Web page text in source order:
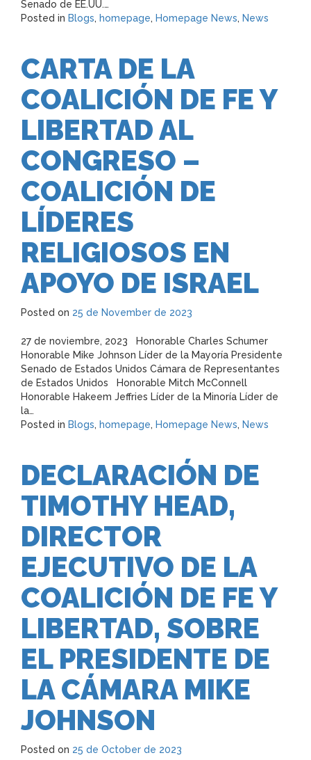
Senado de EE.UU.…
Posted in Blogs, homepage, Homepage News, News
CARTA DE LA
COALICIÓN DE FE Y
LIBERTAD AL
CONGRESO –
COALICIÓN DE
LÍDERES
RELIGIOSOS EN
APOYO DE ISRAEL
Posted on 25 de November de 2023
27 de noviembre, 2023 Honorable Charles Schumer
Honorable Mike Johnson Líder de la Mayoría Presidente
Senado de Estados Unidos Cámara de Representantes
de Estados Unidos Honorable Mitch McConnell
Honorable Hakeem Jeffries Líder de la Minoría Líder de
la…
Posted in Blogs, homepage, Homepage News, News
DECLARACIÓN DE
TIMOTHY HEAD,
DIRECTOR
EJECUTIVO DE LA
COALICIÓN DE FE Y
LIBERTAD, SOBRE
EL PRESIDENTE DE
LA CÁMARA MIKE
JOHNSON
Posted on 25 de October de 2023